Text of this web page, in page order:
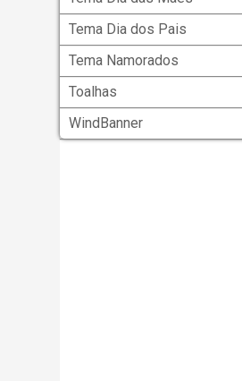
Tema Dia dos Pais
Tema Namorados
Toalhas
WindBanner